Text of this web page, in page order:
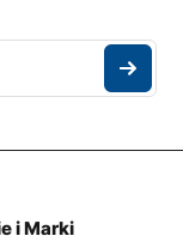
i Marki